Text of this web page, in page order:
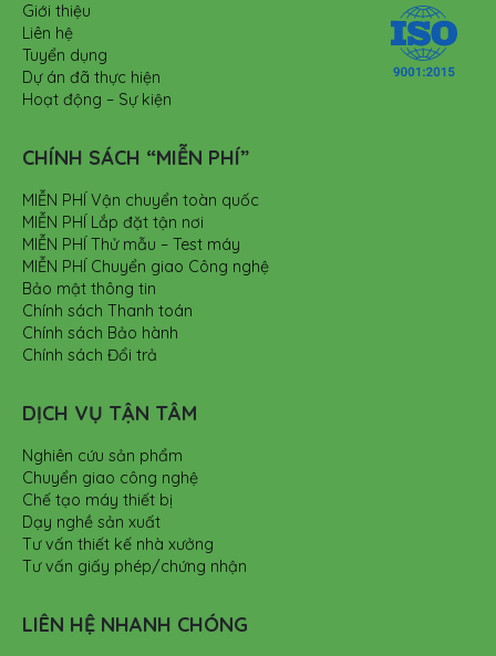
Giới thiệu
Liên hệ
Tuyển dụng
Dự án đã thực hiện
Hoạt động – Sự kiện
CHÍNH SÁCH “MIỄN PHÍ”
MIỄN PHÍ Vận chuyển toàn quốc
MIỄN PHÍ Lắp đặt tận nơi
MIỄN PHÍ Thử mẫu – Test máy
MIỄN PHÍ Chuyển giao Công nghệ
Bảo mật thông tin
Chính sách Thanh toán
Chính sách Bảo hành
Chính sách Đổi trả
DỊCH VỤ TẬN TÂM
Nghiên cứu sản phẩm
Chuyển giao công nghệ
Chế tạo máy thiết bị
Dạy nghề sản xuất
Tư vấn thiết kế nhà xưởng
Tư vấn giấy phép/chứng nhận
LIÊN HỆ NHANH CHÓNG